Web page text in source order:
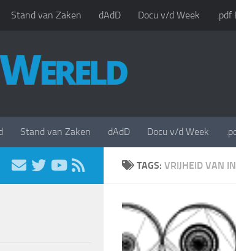
Stand van Zaken dAdD Docu v/d Week .pdf
Stand van Zaken dAdD Docu v/d Week
TAGS: VRIJHEID VAN